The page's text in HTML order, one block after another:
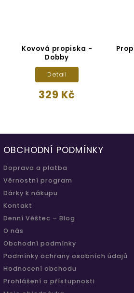
Kovová propiska -
Dobby
329 Kč
Detail
OBCHODNÍ PODMÍNKY
Doprava a platba
Věrnostní program
Dárky k nákupu
Kontakt
Denní Věštec – Blog
O nás
Obchodní podmínky
Podmínky ochrany osobních údajů
Hodnocení obchodu
Prohlášení o přístupnosti